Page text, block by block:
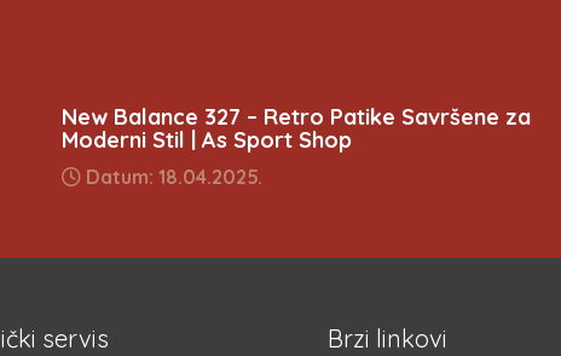
New Balance 327 – Retro Patike Savršene za
Moderni Stil | As Sport Shop
Datum: 18.04.2025.
servis Brzi linkovi